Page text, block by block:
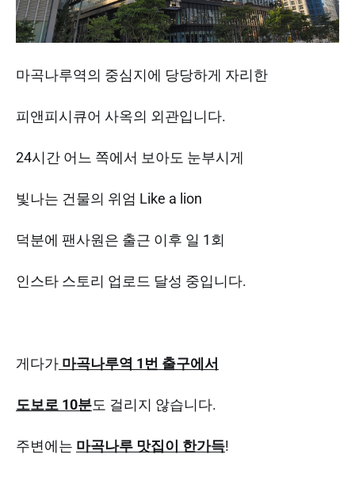
마곡나루역의 중심지에 당당하게 자리한
피앤피시큐어 사옥의 외관입니다.
24시간 어느 쪽에서 보아도 눈부시게
빛나는 건물의 위엄 Like a lion
덕분에 팬사원은 출근 이후 일 1회
인스타 스토리 업로드 달성 중입니다.
게다가 마곡나루역 1번 출구에서
도보로 10분도 걸리지 않습니다.
주변에는 마곡나루 맛집이 한가득!